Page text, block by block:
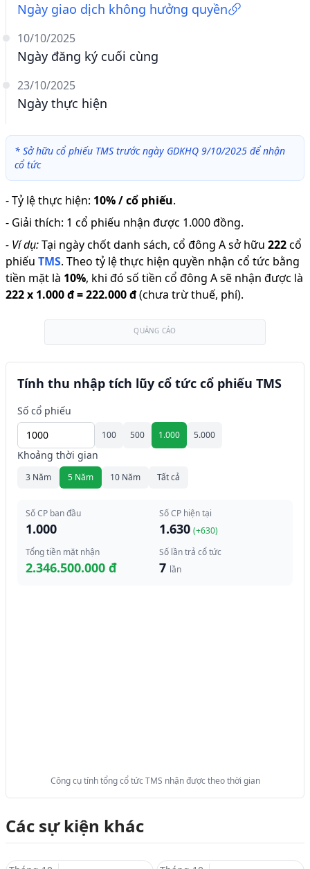
Ngày giao dịch không hưởng quyền
10/10/2025
Ngày đăng ký cuối cùng
23/10/2025
Ngày thực hiện
* Sở hữu cổ phiếu TMS trước ngày GDKHQ 9/10/2025 để nhận
cổ tức
-Tỷ lệ thực hiện: 10% / cổ phiếu.
- Giải thích: 1 cổ phiếu nhận được 1.000 đồng.
- Ví dụ:Tại ngày chốt danh sách, cổ đông A sở hữu 222cổ
phiếu TMS. Theo tỷ lệ thực hiện quyền nhận cổ tức bằng
tiền mặt là 10%, khi đó số tiền cổ đông A sẽ nhận được là
222x 1.000 đ=222.000 đ(chưa trừ thuế, phí).
QUẢNG CÁO
Tính thu nhập tích lũy cổ tức cổ phiếu TMS
Số cổ phiếu
100 500 1.000 5.000
Khoảng thời gian
3 Năm 5 Năm 10 Năm Tất cả
Số CP ban đầu
1.000
Số CP hiện tại
1.630 (+630)
Tổng tiền mặt nhận
2.346.500.000 đ
Số lần trả cổ tức
7 lần
Công cụ tính tổng cổ tức TMS nhận được theo thời gian
Các sự kiện khác